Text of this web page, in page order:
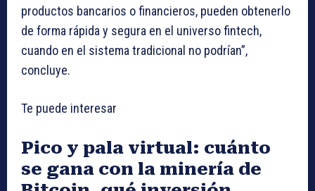
productos bancarios o financieros, pueden obtenerlo
de forma rápida y segura en el universo fintech,
cuando en el sistema tradicional no podrían”,
concluye.
Te puede interesar
Pico y pala virtual: cuánto
se gana con la minería de